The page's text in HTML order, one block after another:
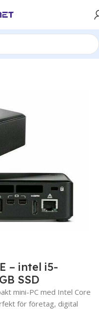
– intel i5-
SSD
mini-PC med Intel Core
för företag, digital